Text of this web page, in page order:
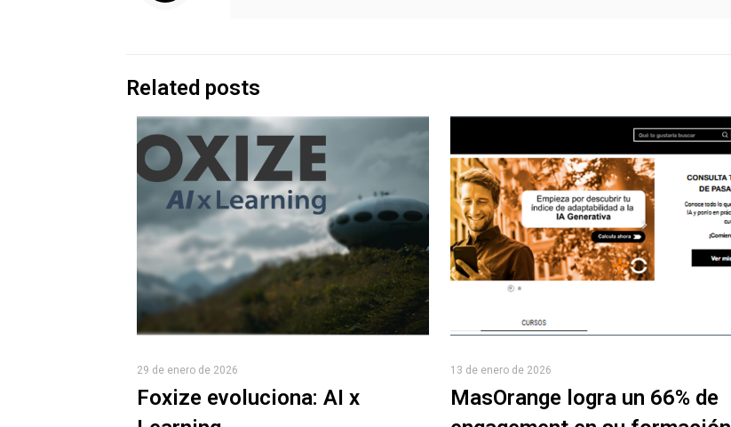
Related posts
29 de enero de 2026
Foxize evoluciona: AI x
13 de enero de 2026
MasOrange logra un 66% de